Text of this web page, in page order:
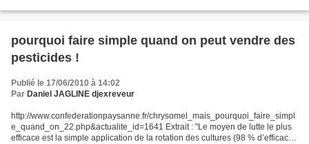
jamais-vu-des-teneurs-de-gaz-si-elevees...
pourquoi faire simple quand on peut vendre des
pesticides !
Publié le 17/06/2010 à 14:02
Par Daniel JAGLINE djexreveur
http://www.confederationpaysanne.fr/chrysomel_mais_pourquoi_faire_simpl
e_quand_on_22.php&actualite_id=1641 Extrait : "Le moyen de lutte le plus
efficace est la simple application de la rotation des cultures (98 % d’efficacité